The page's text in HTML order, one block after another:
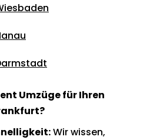
Umzüge für Ihren
Wir wissen,